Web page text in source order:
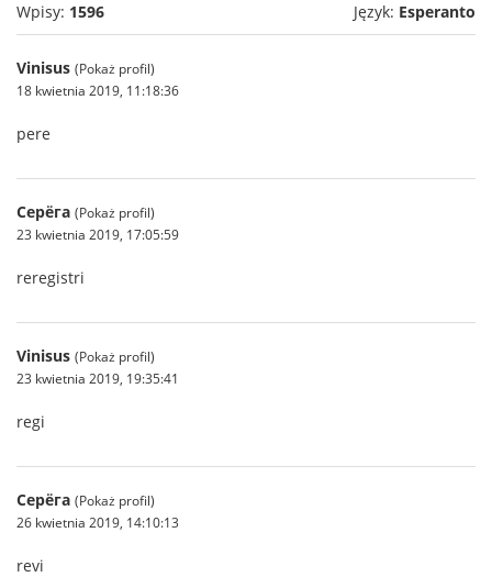
Wpisy: 1596 Język: Esperanto
Vinisus (Pokaż profil)
18 kwietnia 2019, 11:18:36
pere
Серёга (Pokaż profil)
23 kwietnia 2019, 17:05:59
reregistri
Vinisus (Pokaż profil)
23 kwietnia 2019, 19:35:41
regi
Серёга (Pokaż profil)
26 kwietnia 2019, 14:10:13
revi